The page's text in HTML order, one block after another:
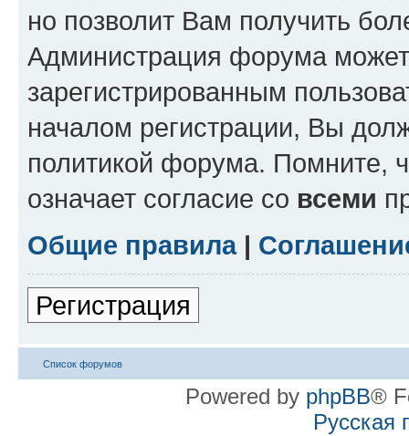
но позволит Вам получить
Администрация форума может
зарегистрированным
началом регистрации, Вы
политикой форума. Помните,
означает согласие со всеми
Общие правила|
Регистрация
Список форумов
Powered by phpBB®
Русская